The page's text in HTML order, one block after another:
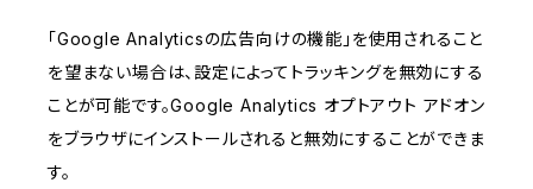
「Google Analyticsの広告向けの機能」を使用されること
を望まない場合は、設定によってトラッキングを無効にする
ことが可能です。Google Analytics オプトアウト アドオン
をブラウザにインストールされると無効にすることができま
す。